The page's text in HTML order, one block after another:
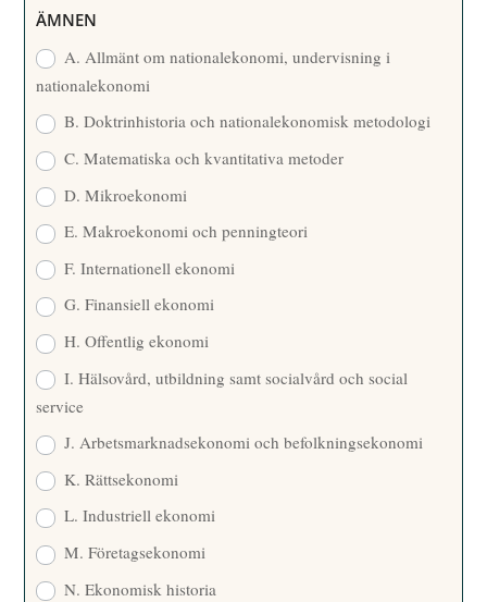
R
ÄMNEN
A. Allmänt om nationalekonomi, undervisning i
nationalekonomi
B. Doktrinhistoria och nationalekonomisk metodologi
C. Matematiska och kvantitativa metoder
D. Mikroekonomi
E. Makroekonomi och penningteori
F. Internationell ekonomi
G. Finansiell ekonomi
H. Offentlig ekonomi
I. Hälsovård, utbildning samt socialvård och social
service
J. Arbetsmarknadsekonomi och befolkningsekonomi
K. Rättsekonomi
L. Industriell ekonomi
M. Företagsekonomi
N. Ekonomisk historia